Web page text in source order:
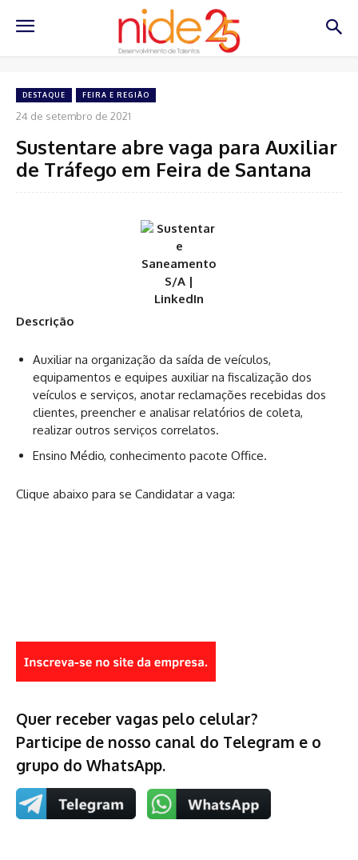
DESTAQUE FEIRA E REGIÃO
24 de setembro de 2021
Sustentare abre vaga para Auxiliar
de Tráfego em Feira de Santana
Descrição
Auxiliar na organização da saída de veículos,
equipamentos e equipes auxiliar na fiscalização dos
veículos e serviços, anotar reclamações recebidas dos
clientes, preencher e analisar relatórios de coleta,
realizar outros serviços correlatos.
Ensino Médio, conhecimento pacote Office.
Clique abaixo para se Candidatar a vaga:
Quer receber vagas pelo celular?
Participe de nosso canal do Telegram e o
grupo do WhatsApp.